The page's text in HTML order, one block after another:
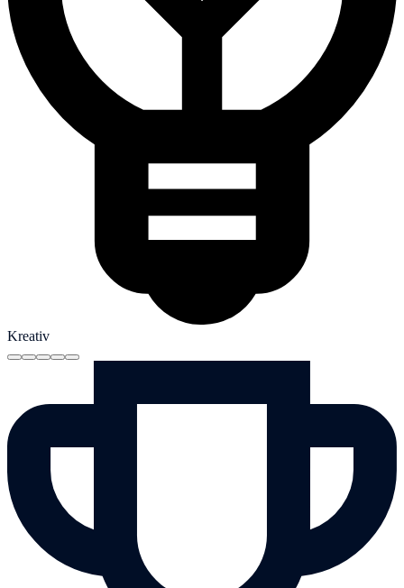
Kreativ